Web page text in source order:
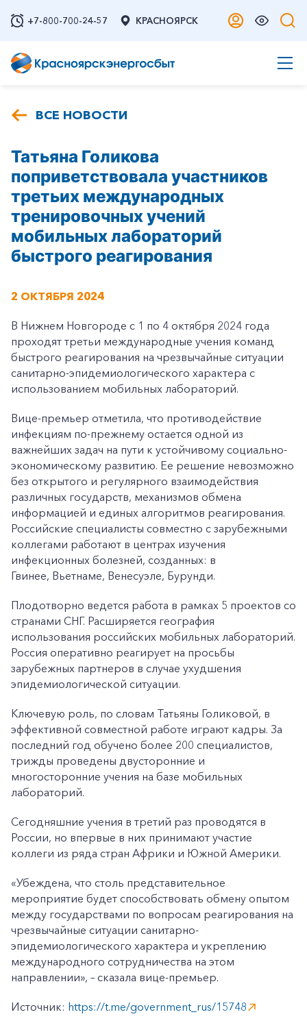
+7-800-700-24-57 КРАСНОЯРСК
ВСЕ НОВОСТИ
Татьяна Голикова
поприветствовала участников
третьих международных
тренировочных учений
мобильных лабораторий
быстрого реагирования
2 ОКТЯБРЯ 2024
В Нижнем Новгороде с 1 по 4 октября 2024 года
проходят третьи международные учения команд
быстрого реагирования на чрезвычайные ситуации
санитарно-эпидемиологического характера с
использованием мобильных лабораторий.
Вице-премьер отметила, что противодействие
инфекциям по-прежнему остается одной из
важнейших задач на пути к устойчивому социально-
экономическому развитию. Ее решение невозможно
без открытого и регулярного взаимодействия
различных государств, механизмов обмена
информацией и единых алгоритмов реагирования.
Российские специалисты совместно с зарубежными
коллегами работают в центрах изучения
инфекционных болезней, созданных: в
Гвинее, Вьетнаме, Венесуэле, Бурунди.
Плодотворно ведется работа в рамках 5 проектов со
странами СНГ. Расширяется география
использования российских мобильных лабораторий.
Россия оперативно реагирует на просьбы
зарубежных партнеров в случае ухудшения
эпидемиологической ситуации.
Ключевую роль, по словам Татьяны Голиковой, в
эффективной совместной работе играют кадры. За
последний год обучено более 200 специалистов,
трижды проведены двусторонние и
многосторонние учения на базе мобильных
лабораторий.
Сегодняшние учения в третий раз проводятся в
России, но впервые в них принимают участие
коллеги из ряда стран Африки и Южной Америки.
«Убеждена, что столь представительное
мероприятие будет способствовать обмену опытом
между государствами по вопросам реагирования на
чрезвычайные ситуации санитарно-
эпидемиологического характера и укреплению
международного сотрудничества на этом
направлении», – сказала вице-премьер.
Источник: https://t.me/government_rus/15748